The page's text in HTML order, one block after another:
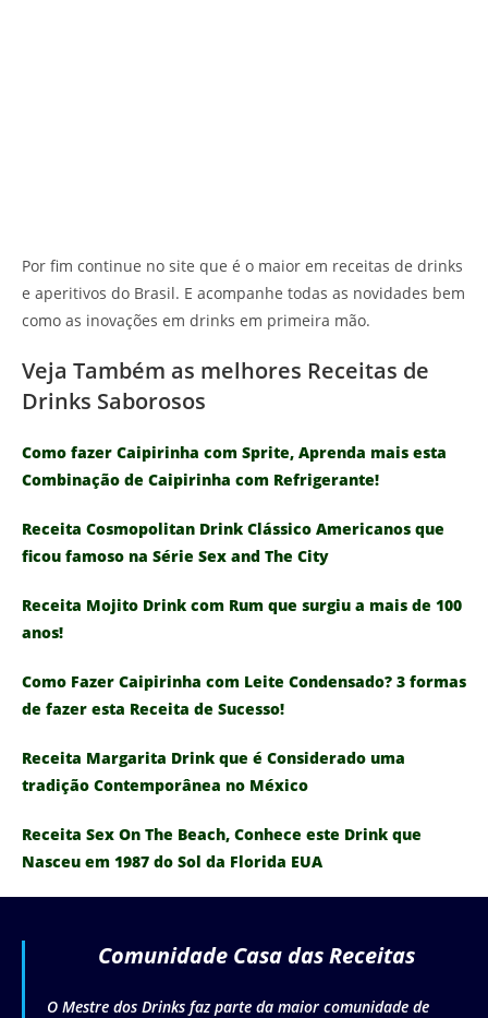
Por fim continue no site que é o maior em receitas de drinks
e aperitivos do Brasil. E acompanhe todas as novidades bem
como as inovações em drinks em primeira mão.
Veja Também as melhores Receitas de
Drinks Saborosos
Como fazer Caipirinha com Sprite, Aprenda mais esta
Combinação de Caipirinha com Refrigerante!
Receita Cosmopolitan Drink Clássico Americanos que
ficou famoso na Série Sex and The City
Receita Mojito Drink com Rum que surgiu a mais de 100
anos!
Como Fazer Caipirinha com Leite Condensado? 3 formas
de fazer esta Receita de Sucesso!
Receita Margarita Drink que é Considerado uma
tradição Contemporânea no México
Receita Sex On The Beach, Conhece este Drink que
Nasceu em 1987 do Sol da Florida EUA
Comunidade Casa das Receitas
O Mestre dos Drinks faz parte da maior comunidade de